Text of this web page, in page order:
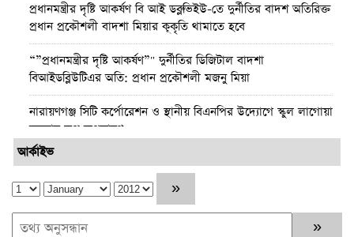
প্রধানমন্ত্রীর দৃষ্টি আকর্ষণ বি আই ডব্লুভিইউ-তে দুর্নীতির বাদশ অতিরিক্ত
প্রধান প্রকৌশলী বাদশা মিয়ার কূকৃতি থামাতে হবে
“”প্রধানমন্ত্রীর দৃষ্টি আকর্ষণ”" দুর্নীতির ডিজিটাল বাদশা
বিআইডব্লিউটিএর অতি: প্রধান প্রকৌশলী মজনু মিয়া
নারায়ণগঞ্জ সিটি কর্পোরেশন ও স্থানীয় বিএনপির উদ্যোগে স্কুল লাগোয়া
ময়লার স্তুপ অপসারণ
পটুয়াখালীতে আমতলীর শ্রমিক দল সভাপতিকে কুপিয়ে ও পিটিয়ে
হত্যা
কুমিল্লার প্রথম নারী জেলা প্রশাসক হলেন রোজী আক্তার
আর্কাইভ